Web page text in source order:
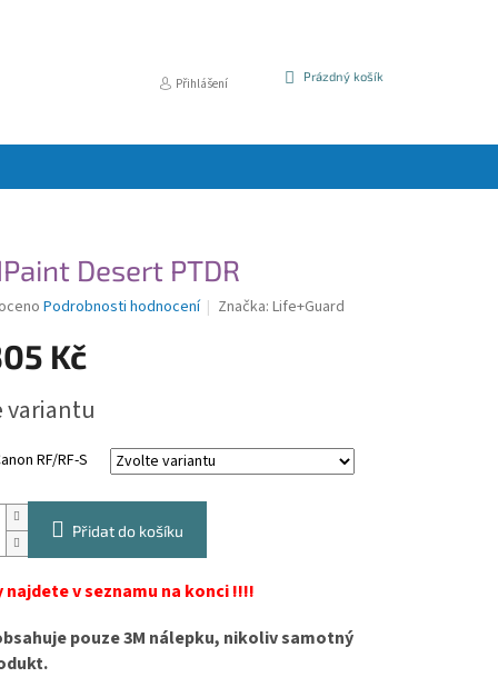
Přihlášení
NÁKUPNÍ
Prázdný košík
Desert PTDR
Podrobnosti hodnocení Značka:Life+Guard
Kč
variantu
RF/RF-S
Přidat do košíku
najdete v seznamu na konci !!!!
pouze 3M nálepku, nikoliv samotný